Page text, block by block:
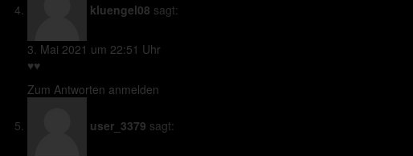
kluengel08 sagt:
3. Mai 2021 um 22:51 Uhr
♥️♥️
Zum Antworten anmelden
user_3379 sagt: